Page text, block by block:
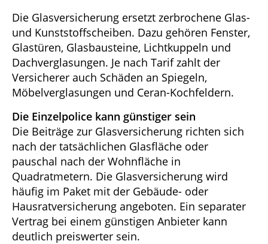
Die Glasversicherung ersetzt zerbrochene Glas-
und Kunststoffscheiben. Dazu gehören Fenster,
Glastüren, Glasbausteine, Lichtkuppeln und
Dachverglasungen. Je nach Tarif zahlt der
Versicherer auch Schäden an Spiegeln,
Möbelverglasungen und Ceran-Kochfeldern.
Die Einzelpolice kann günstiger sein
Die Beiträge zur Glasversicherung richten sich
nach der tatsächlichen Glasfläche oder
pauschal nach der Wohnfläche in
Quadratmetern. Die Glasversicherung wird
häufig im Paket mit der Gebäude- oder
Hausratversicherung angeboten. Ein separater
Vertrag bei einem günstigen Anbieter kann
deutlich preiswerter sein.